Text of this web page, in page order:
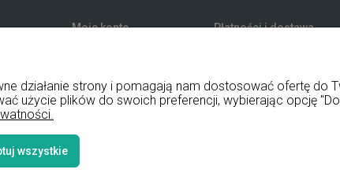
Moje konto
Przechowalnia
Płatności i dostawa
Koszty dostawy
Czas realizacji
działanie strony i pomagają nam dostosować ofertę
użycie plików do swoich preferencji, wybierając opcję
wszystkie